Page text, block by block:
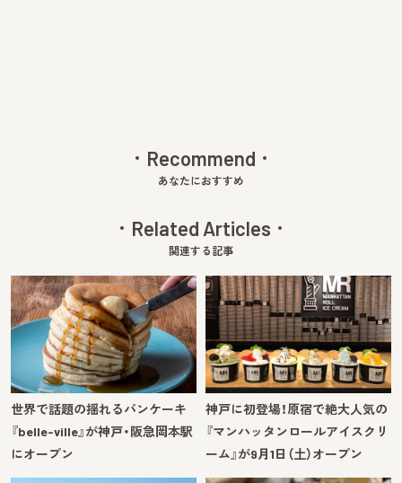
Recommend
あなたにおすすめ
Related Articles
関連する記事
世界で話題の揺れるパンケーキ
『belle-ville』が神戸・阪急岡本駅
にオープン
神戸に初登場！原宿で絶大人気の
『マンハッタンロールアイスクリ
ーム』が9月1日（土）オープン